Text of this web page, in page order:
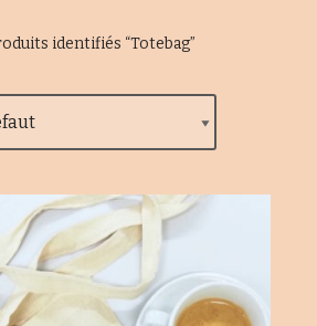
identifiés “Totebag”